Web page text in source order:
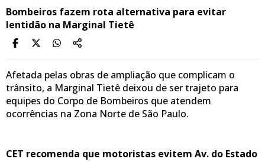
Bombeiros fazem rota alternativa para evitar
lentidão na Marginal Tietê
Afetada pelas obras de ampliação que complicam o
trânsito, a Marginal Tietê deixou de ser trajeto para
equipes do Corpo de Bombeiros que atendem
ocorrências na Zona Norte de São Paulo.
CET recomenda que motoristas evitem Av. do Estado